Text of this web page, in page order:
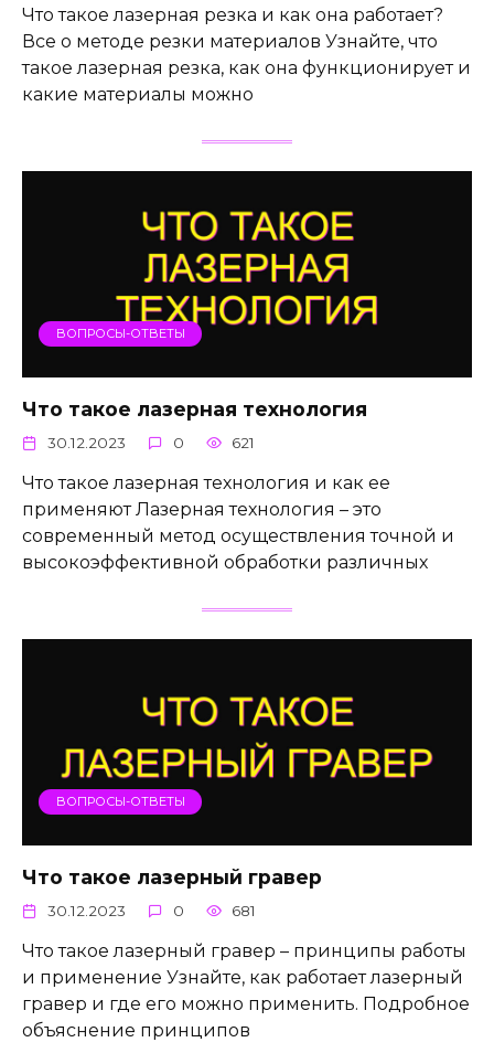
Что такое лазерная резка и как она работает?
Все о методе резки материалов Узнайте, что
такое лазерная резка, как она функционирует и
какие материалы можно
ВОПРОСЫ-ОТВЕТЫ
Что такое лазерная технология
30.12.2023 0 621
Что такое лазерная технология и как ее
применяют Лазерная технология – это
современный метод осуществления точной и
высокоэффективной обработки различных
ВОПРОСЫ-ОТВЕТЫ
Что такое лазерный гравер
30.12.2023 0 681
Что такое лазерный гравер – принципы работы
и применение Узнайте, как работает лазерный
гравер и где его можно применить. Подробное
объяснение принципов